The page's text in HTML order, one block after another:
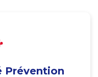
Prévention